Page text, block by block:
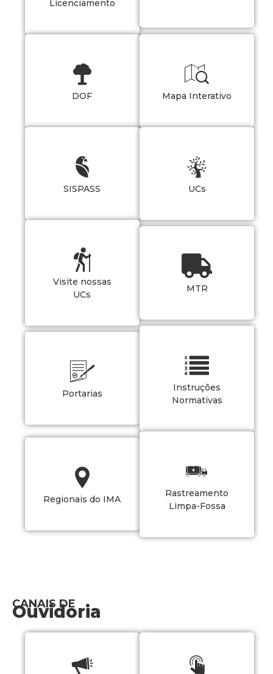
Licenciamento
DOF Mapa Interativo
SISPASS UCs
Visite nossas
UCs
MTR
Portarias
Instruções
Normativas
Regionais do IMA
Rastreamento
Limpa-Fossa
CANAIS DE
Ouvidoria